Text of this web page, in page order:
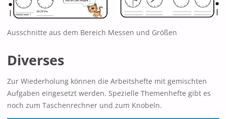
Ausschnitte aus dem Bereich Messen und Größen
Diverses
Zur Wiederholung können die Arbeitshefte mit gemischten
Aufgaben eingesetzt werden. Spezielle Themenhefte gibt es
noch zum Taschenrechner und zum Knobeln.